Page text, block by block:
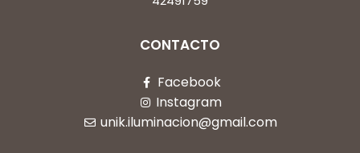
CONTACTO
Facebook
Instagram
unik.iluminacion@gmail.com